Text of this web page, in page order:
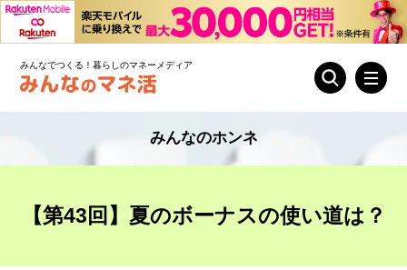
みんなでつくる！暮らしのマネーメディア
みんなのホンネ
【第43回】夏のボーナスの使い道は？